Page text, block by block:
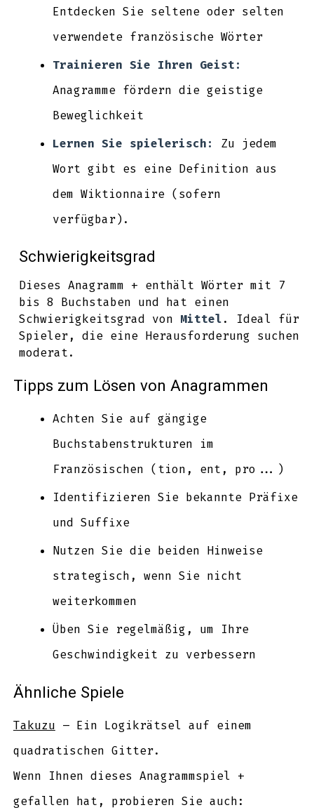
Entdecken Sie seltene oder selten
verwendete französische Wörter
Trainieren Sie Ihren Geist:
Anagramme fördern die geistige
Beweglichkeit
Lernen Sie spielerisch:
Zu jedem
Wort gibt es eine Definition aus
dem Wiktionnaire (sofern
verfügbar).
Schwierigkeitsgrad
Dieses Anagramm + enthält Wörter mit 7
bis 8 Buchstaben und hat einen
Schwierigkeitsgrad von Mittel. Ideal für
Spieler, die eine Herausforderung suchen
moderat.
Tipps zum Lösen von Anagrammen
Achten Sie auf gängige
Buchstabenstrukturen im
Französischen (tion, ent, pro...)
Identifizieren Sie bekannte Präfixe
und Suffixe
Nutzen Sie die beiden Hinweise
strategisch, wenn Sie nicht
weiterkommen
Üben Sie regelmäßig, um Ihre
Geschwindigkeit zu verbessern
Ähnliche Spiele
Takuzu – Ein Logikrätsel auf einem
quadratischen Gitter.
Wenn Ihnen dieses Anagrammspiel +
gefallen hat, probieren Sie auch: